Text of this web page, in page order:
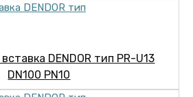
DENDOR тип PR-U13
DN100 PN10